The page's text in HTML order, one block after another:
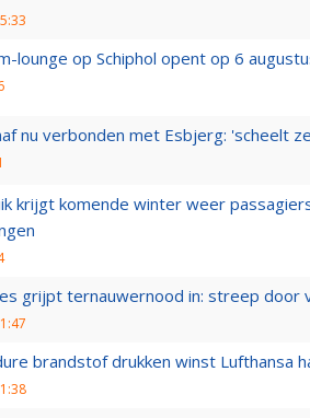
lounge op Schiphol opent op 6
nu verbonden met Esbjerg: 'scheelt
krijgt komende winter weer
grijpt ternauwernood in: streep door
brandstof drukken winst Lufthansa